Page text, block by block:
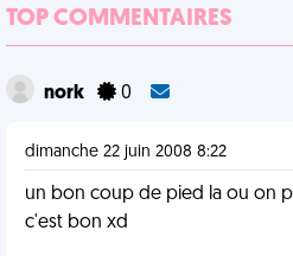
TOP COMMENTAIRES
nork 0
dimanche 22 juin 2008 8:22
un bon coup de pied la ou on
c'est bon xd